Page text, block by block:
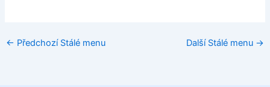
← Předchozí Stálé menu Další Stálé menu →